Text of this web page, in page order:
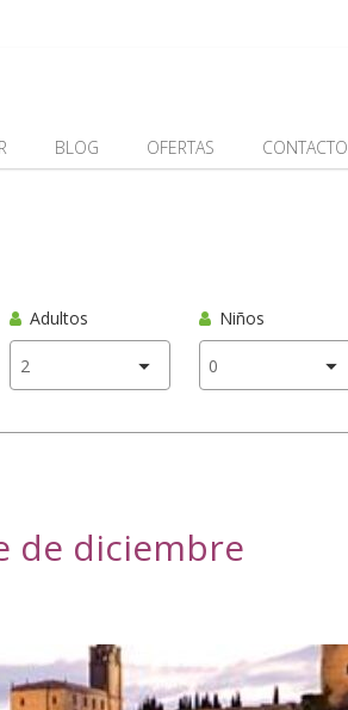
BLOG OFERTAS CONTACTO
Adultos Niños
de diciembre